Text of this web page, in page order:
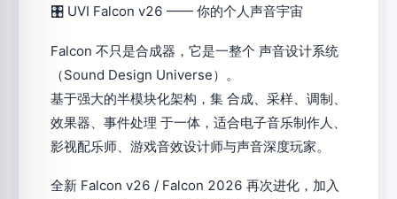
🎛 UVI Falcon v26 —— 你的个人声音宇宙
Falcon 不只是合成器，它是一整个 声音设计系统
（Sound Design Universe）。
基于强大的半模块化架构，集 合成、采样、调制、
效果器、事件处理 于一体，适合电子音乐制作人、
影视配乐师、游戏音效设计师与声音深度玩家。
全新 Falcon v26 / Falcon 2026 再次进化，加入